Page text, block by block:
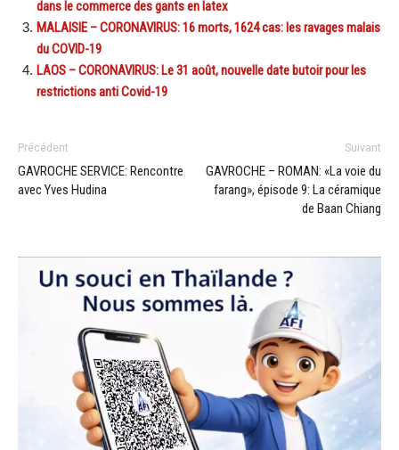
dans le commerce des gants en latex
MALAISIE – CORONAVIRUS: 16 morts, 1624 cas: les ravages malais
du COVID-19
LAOS – CORONAVIRUS: Le 31 août, nouvelle date butoir pour les
restrictions anti Covid-19
Précédent
GAVROCHE SERVICE: Rencontre
avec Yves Hudina
Suivant
GAVROCHE – ROMAN: «La voie du
farang», épisode 9: La céramique
de Baan Chiang